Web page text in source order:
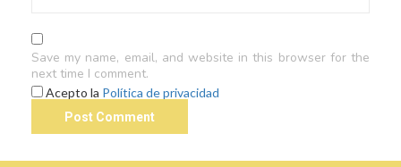
Save my name, email, and website in this browser for the
next time I comment.
Acepto la Política de privacidad